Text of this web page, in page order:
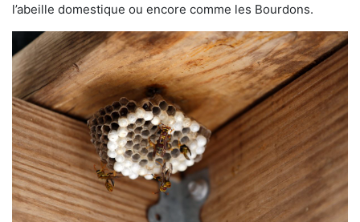
l’abeille domestique ou encore comme les Bourdons.